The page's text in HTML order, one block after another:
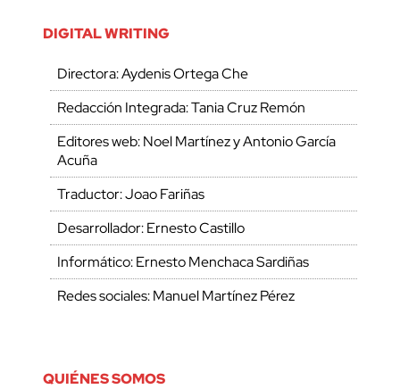
DIGITAL WRITING
Directora: Aydenis Ortega Che
Redacción Integrada: Tania Cruz Remón
Editores web: Noel Martínez y Antonio García
Acuña
Traductor: Joao Fariñas
Desarrollador: Ernesto Castillo
Informático: Ernesto Menchaca Sardiñas
Redes sociales: Manuel Martínez Pérez
QUIÉNES SOMOS